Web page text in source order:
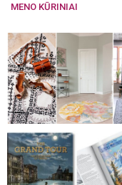
MENO KŪRINIAI